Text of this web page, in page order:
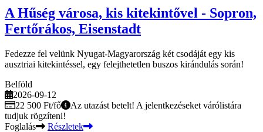
A Hűség városa, kis kitekintővel - Sopron,
Fertőrákos, Eisenstadt
Fedezze fel velünk Nyugat-Magyarország két csodáját egy kis
ausztriai kitekintéssel, egy felejthetetlen buszos kirándulás során!
Belföld
2026-09-12
22 500 Ft/fő
Az utazást betelt! A jelentkezéseket várólistára
tudjuk rögzíteni!
Foglalás
Részletek